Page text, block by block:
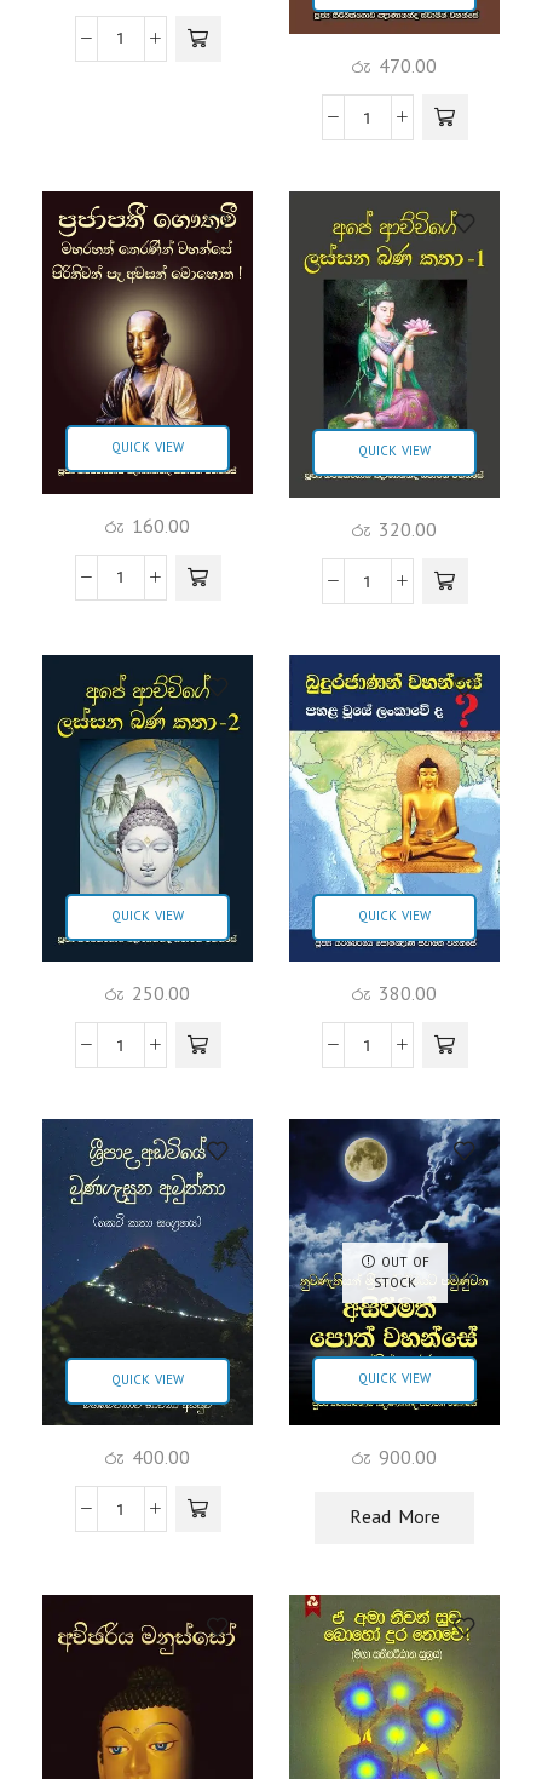
රු 470.00
QUICK VIEW
රු 160.00
QUICK VIEW
රු 320.00
QUICK VIEW
රු 250.00
QUICK VIEW
රු 380.00
QUICK VIEW
රු 400.00
OUT OF
STOCK
QUICK VIEW
රු 900.00
Read More